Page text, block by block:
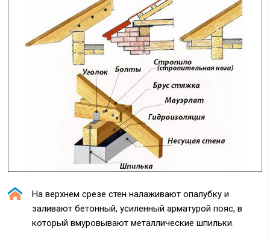
На верхнем срезе стен налаживают опалубку и
заливают бетонный, усиленный арматурой пояс, в
который вмуровывают металлические шпильки.